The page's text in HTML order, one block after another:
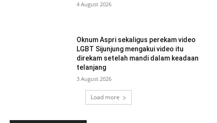
4 August 2026
Oknum Aspri sekaligus perekam video
LGBT Sijunjung mengakui video itu
direkam setelah mandi dalam keadaan
telanjang
3 August 2026
Load more